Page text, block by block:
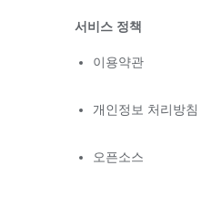
서비스 정책
이용약관
개인정보 처리방침
오픈소스